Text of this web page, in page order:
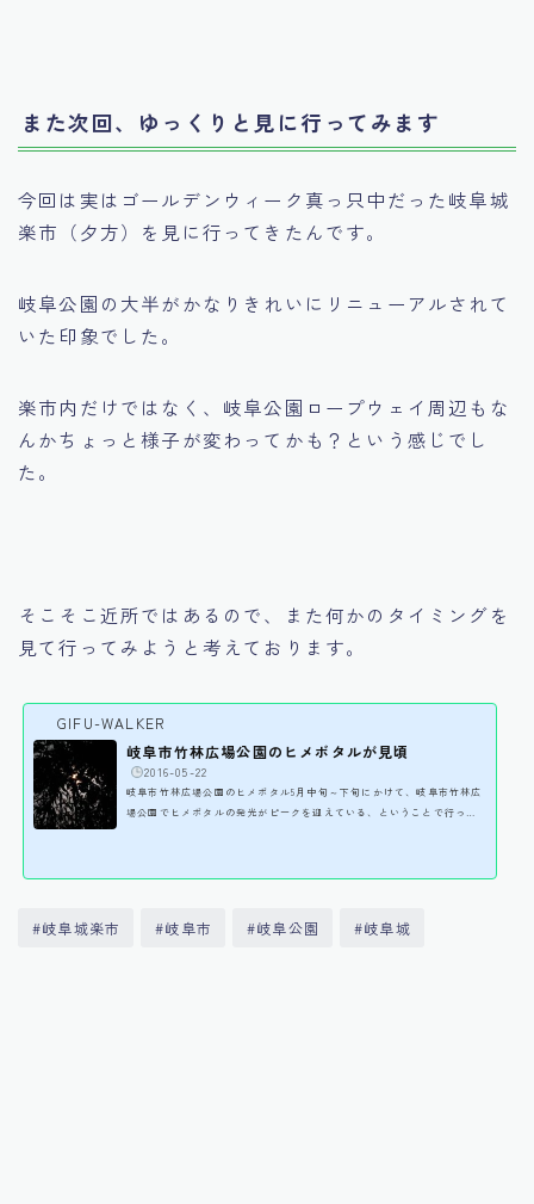
また次回、ゆっくりと見に行ってみます
今回は実はゴールデンウィーク真っ只中だった岐阜城
楽市（夕方）を見に行ってきたんです。
岐阜公園の大半がかなりきれいにリニューアルされて
いた印象でした。
楽市内だけではなく、岐阜公園ロープウェイ周辺もな
んかちょっと様子が変わってかも？という感じでし
た。
そこそこ近所ではあるので、また何かのタイミングを
見て行ってみようと考えております。
GIFU-WALKER
岐阜市竹林広場公園のヒメボタルが見頃
️2016-05-22
岐阜市竹林広場公園のヒメボタル5月中旬～下旬にかけて、岐阜市竹林広
場公園でヒメボタルの発光がピークを迎えている、ということで行って
る光＞オス ということになるのだろう。 ヒメボタル...
#岐阜城楽市 #岐阜市 #岐阜公園 #岐阜城